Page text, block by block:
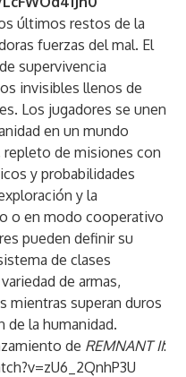
últimos restos de la
fuerzas del mal. El
supervivencia
invisibles llenos de
Los jugadores se unen
en un mundo
repleto de misiones con
y probabilidades
y la
o en modo cooperativo
pueden definir su
de clases
de armas,
mientras superan duros
de la humanidad.
de REMNANT II: